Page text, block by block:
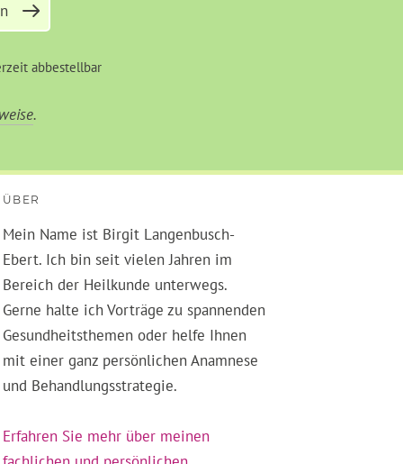
abbestellbar
.
ÜBER
Mein Name ist Birgit Langenbusch-
Ebert. Ich bin seit vielen Jahren im
Bereich der Heilkunde unterwegs.
Gerne halte ich Vorträge zu spannenden
Gesundheitsthemen oder helfe Ihnen
mit einer ganz persönlichen Anamnese
und Behandlungsstrategie.
Erfahren Sie mehr über meinen